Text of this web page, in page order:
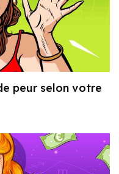
peur selon votre